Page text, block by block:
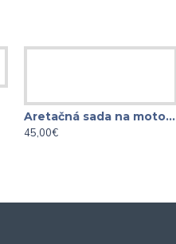
Aretačná sada na motory AUDI 2.5 RS3, Q3, TT
45,00€